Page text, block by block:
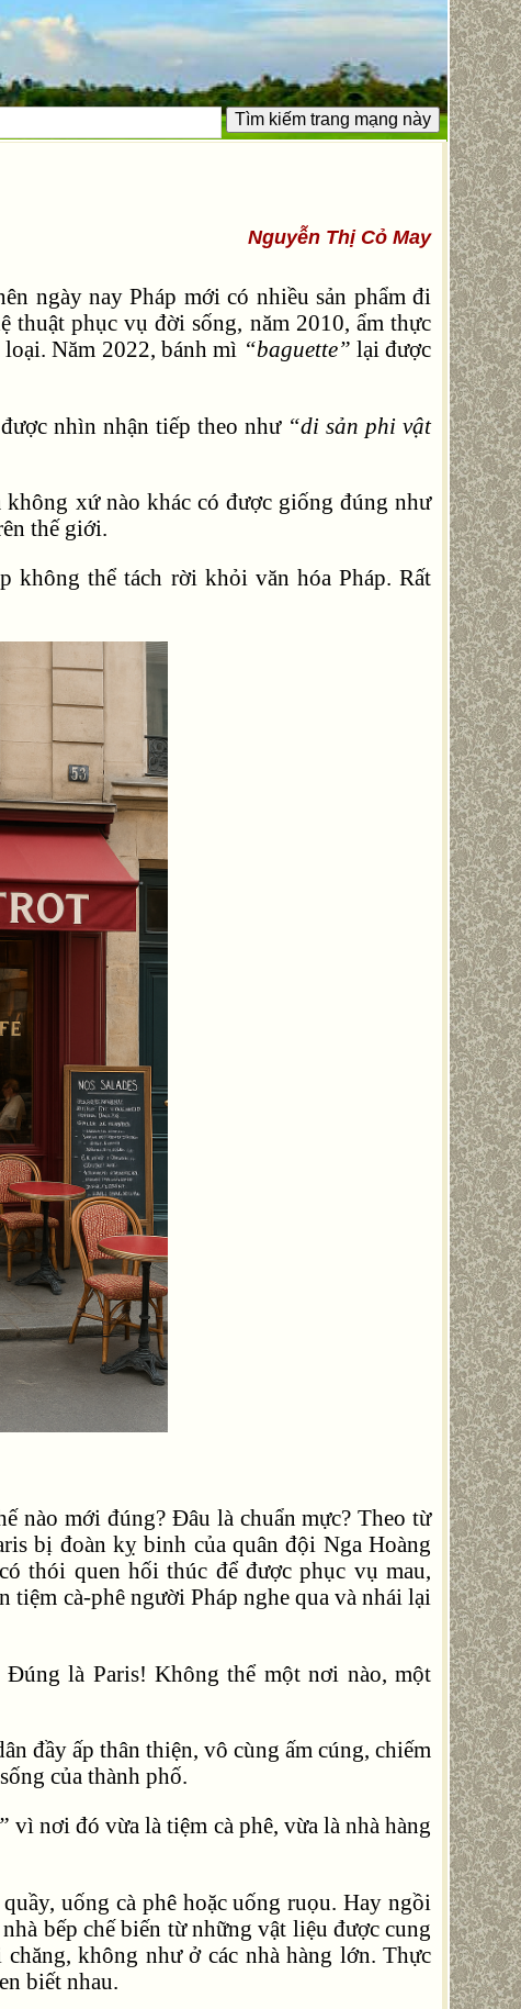
Nguyễn Thị Cỏ May
ngày nay Pháp mới có nhiều sản phẩm đi
thuật phục vụ đời sống, năm 2010, ẩm thực
loại. Năm 2022, bánh mì “baguette” lại được
nhìn nhận tiếp theo như “di sản phi vật
không xứ nào khác có được giống đúng như
thế giới.
không thể tách rời khỏi văn hóa Pháp. Rất
nào mới đúng? Đâu là chuẩn mực? Theo từ
bị đoàn kỵ binh của quân đội Nga Hoàng
thói quen hối thúc để được phục vụ mau,
tiệm cà-phê người Pháp nghe qua và nhái lại
là Paris! Không thể một nơi nào, một
đầy ấp thân thiện, vô cùng ấm cúng, chiếm
của thành phố.
vì nơi đó vừa là tiệm cà phê, vừa là nhà hàng
uống cà phê hoặc uống ruọu. Hay ngồi
bếp chế biến từ những vật liệu được cung
không như ở các nhà hàng lớn. Thực
biết nhau.